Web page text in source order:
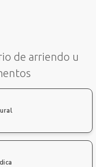
de arriendo u